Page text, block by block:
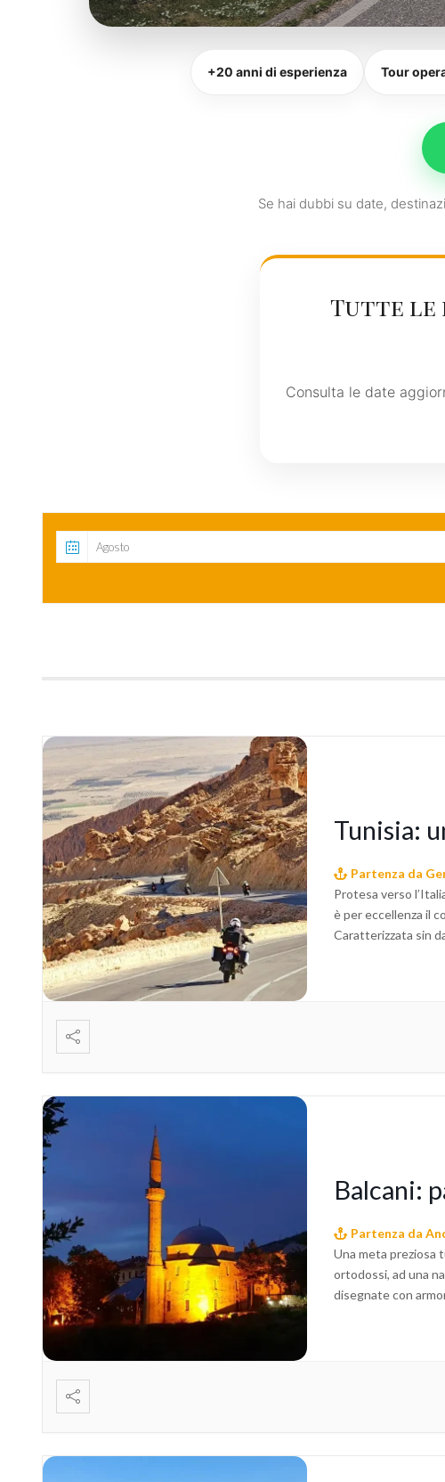
+20 anni di esperienza Tour
Se hai dubbi su date,
Tutte le
Consulta le date
Tunisia:
Partenza da
Protesa verso
è per eccellenza il
Caratterizzata sin
Balcani:
Partenza da
Una meta preziosa
ortodossi, ad una
disegnate con